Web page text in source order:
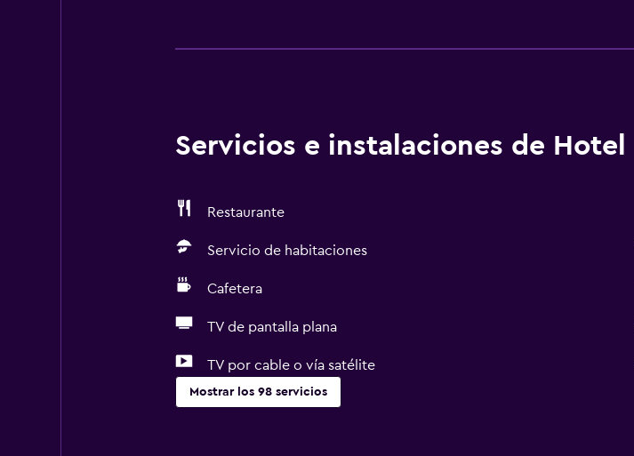
Servicios e instalaciones de Hotel
Restaurante
Servicio de habitaciones
Cafetera
TV de pantalla plana
TV por cable o vía satélite
Mostrar los 98 servicios